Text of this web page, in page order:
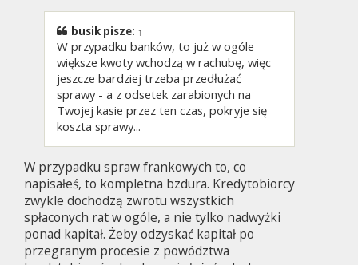
busik pisze: ↑
W przypadku banków, to już w ogóle
większe kwoty wchodzą w rachubę, więc
jeszcze bardziej trzeba przedłużać
sprawy - a z odsetek zarabionych na
Twojej kasie przez ten czas, pokryje się
koszta sprawy...
W przypadku spraw frankowych to, co
napisałeś, to kompletna bzdura. Kredytobiorcy
zwykle dochodzą zwrotu wszystkich
spłaconych rat w ogóle, a nie tylko nadwyżki
ponad kapitał. Żeby odzyskać kapitał po
przegranym procesie z powództwa